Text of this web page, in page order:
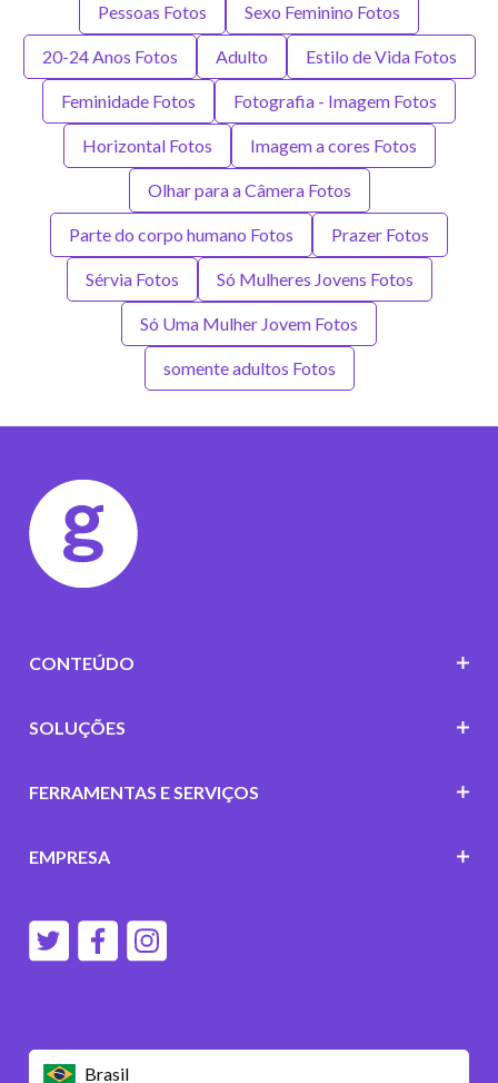
Pessoas Fotos Sexo Feminino Fotos
20-24 Anos Fotos Adulto Estilo de Vida Fotos
Feminidade Fotos Fotografia - Imagem Fotos
Horizontal Fotos Imagem a cores Fotos
Olhar para a Câmera Fotos
Parte do corpo humano Fotos Prazer Fotos
Sérvia Fotos Só Mulheres Jovens Fotos
Só Uma Mulher Jovem Fotos
somente adultos Fotos
Brasil
CONTEÚDO
SOLUÇÕES
FERRAMENTAS E SERVIÇOS
EMPRESA